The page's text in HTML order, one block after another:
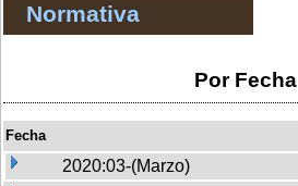
Normativa
Por Fecha
Fecha
2020:03-(Marzo)